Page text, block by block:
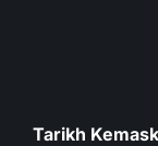
Tarikh